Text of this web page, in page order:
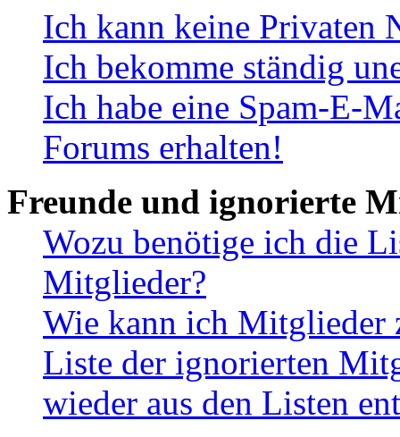
Ich kann keine Privaten
Ich bekomme ständig
Ich habe eine Spam-E-
Forums erhalten!
Freunde und ignorierte
Wozu benötige ich die
Mitglieder?
Wie kann ich Mitglieder
Liste der ignorierten
wieder aus den Listen